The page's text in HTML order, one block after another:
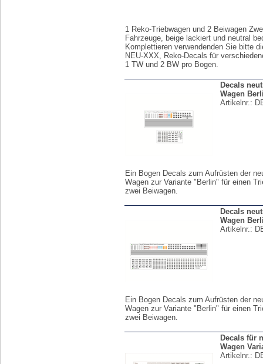
1 Reko-Triebwagen und 2 Beiwagen
Fahrzeuge, beige lackiert und neutral
Komplettieren verwendenden Sie bitte
NEU-XXX, Reko-Decals für
1 TW und 2 BW pro Bogen.
Decals
Wagen
Artikelnr.:
Ein Bogen Decals zum Aufrüsten der
Wagen zur Variante "Berlin" für einen
zwei Beiwagen.
Decals
Wagen
Artikelnr.:
Ein Bogen Decals zum Aufrüsten der
Wagen zur Variante "Berlin" für einen
zwei Beiwagen.
Decals für
Wagen
Artikelnr.: